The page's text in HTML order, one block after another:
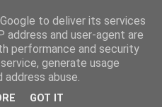
economice
to deliver its services
address and user-agent are
performance and security
generate usage
abuse.
GOT IT